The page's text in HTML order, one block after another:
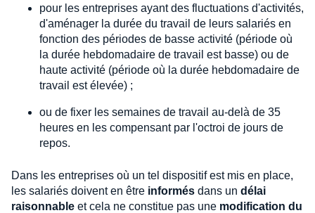
pour les entreprises ayant des fluctuations d'activités,
d'aménager la durée du travail de leurs salariés en
fonction des périodes de basse activité (période où
la durée hebdomadaire de travail est basse) ou de
haute activité (période où la durée hebdomadaire de
travail est élevée) ;
ou de fixer les semaines de travail au-delà de 35
heures en les compensant par l'octroi de jours de
repos.
Dans les entreprises où un tel dispositif est mis en place,
les salariés doivent en être informés dans un délai
raisonnable et cela ne constitue pas une modification du